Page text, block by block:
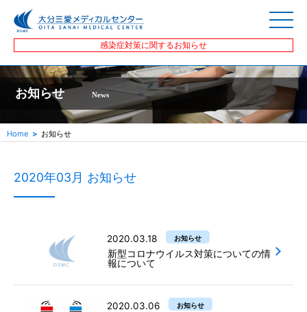
感染症対策に関するお知らせ
お知らせ News
Home お知らせ
2020年03月 お知らせ
2020.03.18 お知らせ
新型コロナウイルス対策についての情
報について
2020.03.06 お知らせ